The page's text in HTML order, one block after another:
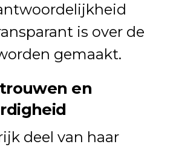
is over de
gemaakt.
en
deel van haar